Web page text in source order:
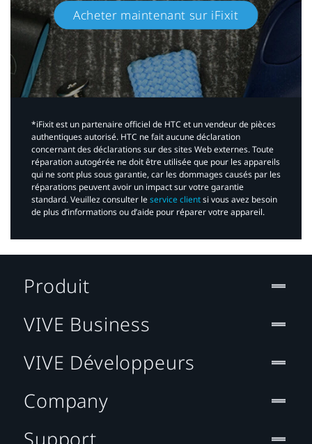
Acheter maintenant sur iFixit​
*iFixit est un partenaire officiel de HTC et un vendeur de pièces
authentiques autorisé. HTC ne fait aucune déclaration
concernant des déclarations sur des sites Web externes. Toute
réparation autogérée ne doit être utilisée que pour les appareils
qui ne sont plus sous garantie, car les dommages causés par les
réparations peuvent avoir un impact sur votre garantie
standard. Veuillez consulter leservice clientsi vous avez besoin
de plus d’informations ou d’aide pour réparer votre appareil.​
Produit
VIVE Business
VIVE Développeurs
Company